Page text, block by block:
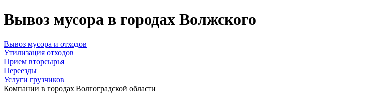
Вывоз мусора в городах Волжского
Вывоз мусора и отходов
Утилизация отходов
Прием вторсырья
Переезды
Услуги грузчиков
Компании в городах Волгоградской области